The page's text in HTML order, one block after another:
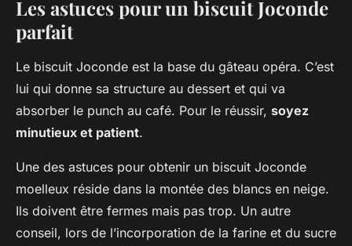
Les astuces pour un biscuit Joconde
parfait
Le biscuit Joconde est la base du gâteau opéra. C’est
lui qui donne sa structure au dessert et qui va
absorber le punch au café. Pour le réussir, soyez
minutieux et patient.
Une des astuces pour obtenir un biscuit Joconde
moelleux réside dans la montée des blancs en neige.
Ils doivent être fermes mais pas trop. Un autre
conseil, lors de l’incorporation de la farine et du sucre